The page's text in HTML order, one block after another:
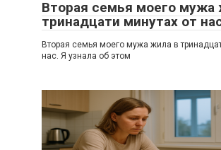
Вторая семья моего мужа
тринадцати минутах от
Вторая семья моего мужа жила в
нас. Я узнала об этом